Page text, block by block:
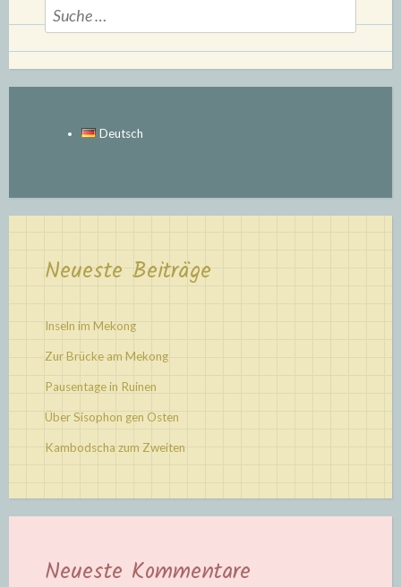
Suche
nach:
Deutsch
Neueste Beiträge
Inseln im Mekong
Zur Brücke am Mekong
Pausentage in Ruinen
Über Sisophon gen Osten
Kambodscha zum Zweiten
Neueste Kommentare